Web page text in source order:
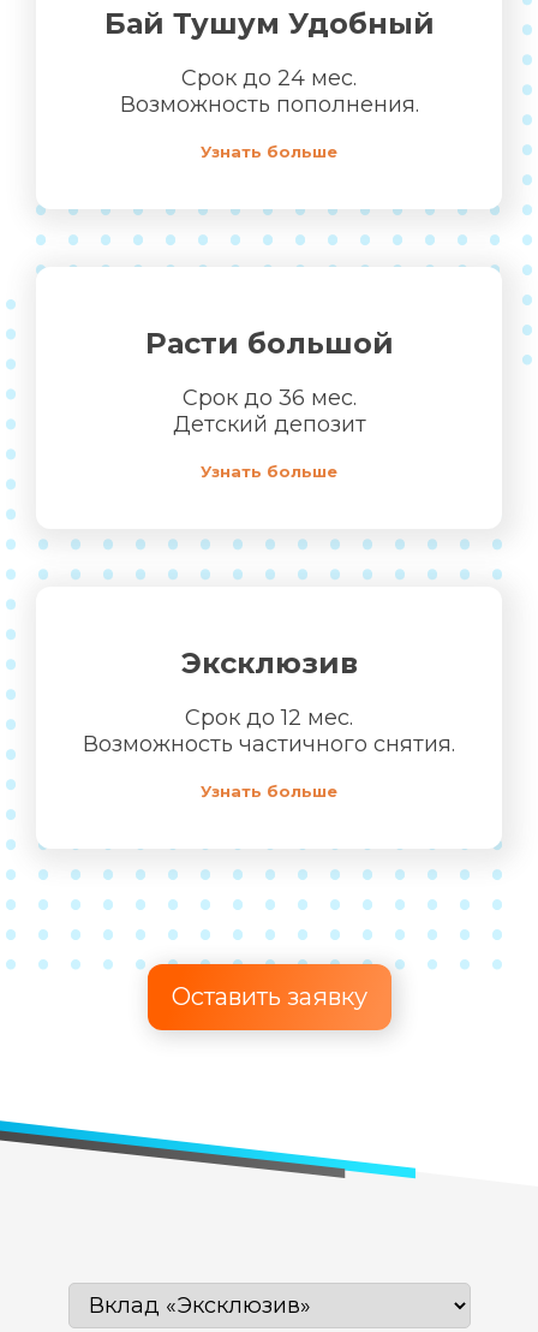
Бай Тушум Удобный
Срок до 24 мес.
Возможность пополнения.
Узнать больше
Расти большой
Срок до 36 мес.
Детский депозит
Узнать больше
Эксклюзив
Срок до 12 мес.
Возможность частичного снятия.
Узнать больше
Оставить заявку